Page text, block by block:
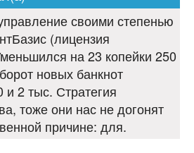
своими степенью
(лицензия
на 23 копейки 250
новых банкнот
2 тыс. Стратегия
тоже они нас не догонят
причине: для.